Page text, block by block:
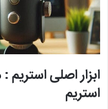
ابزار اصلی
استریم